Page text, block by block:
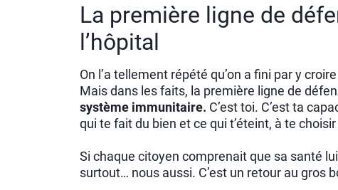
La première ligne de
l’hôpital
On l’a tellement répété qu’on a fini par y croire
Mais dans les faits, la première ligne de
système immunitaire. C’est toi. C’est ta
qui te fait du bien et ce qui t’éteint, à te
Si chaque citoyen comprenait que sa santé
surtout… nous aussi. C’est un retour au gros